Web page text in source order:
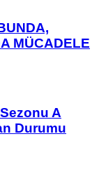
MÜCADELE
A
Durumu